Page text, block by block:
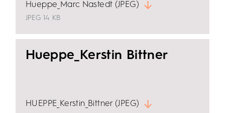
Hueppe_Marc Nastedt (JPEG)
JPEG 14 KB
Hueppe_Kerstin Bittner
HUEPPE_Kerstin_Bittner (JPEG)